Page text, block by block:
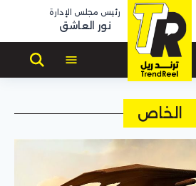
رئيس مجلس الإدارة
نور العاشق
الخاص